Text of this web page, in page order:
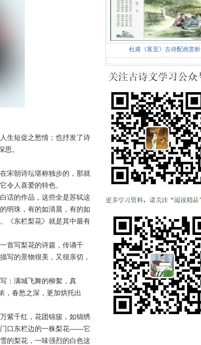
生短促之愁情；也抒发了诗
。
宋朝诗坛堪称独步的，那就
令人喜爱的特色。
话的作品，这些全是苏轼这
明珠，有的如清晨，有的如
《东栏梨花》就是其中最有
首写梨花的诗篇，传诵千
写的景物很美，又很亲切，
：满城飞舞的柳絮，真
，春愁之深，更加烘托出
紫千红，花团锦簇，如锦绣
口东栏边的一株梨花——它
的梨花，一味强烈的白色这
杜甫《客至》古诗配画赏析